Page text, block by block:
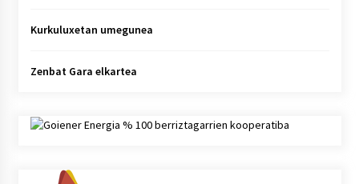
Kurkuluxetan umegunea
Zenbat Gara elkartea